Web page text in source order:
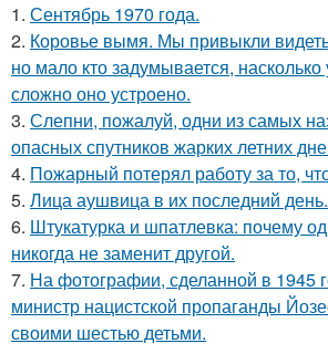
1. Сентябрь 1970 года.
2. Коровье вымя. Мы привыкли видеть
но мало кто задумывается, насколько
сложно оно устроено.
3. Слепни, пожалуй, одни из самых
опасных спутников жарких летних
4. Пожарный потерял работу за то,
5. Лица аушвица в их последний день.
6. Штукатурка и шпатлевка: почему
никогда не заменит другой.
7. На фотографии, сделанной в 1945
министр нацистской пропаганды
своими шестью детьми.